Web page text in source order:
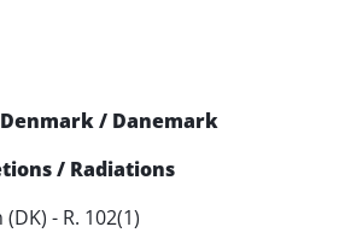
/ Danemark
/ Radiations
- R. 102(1)